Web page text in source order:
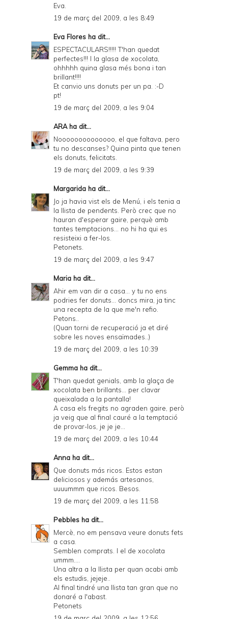
Eva.
19 de març del 2009, a les 8:49
Eva Flores ha dit...
ESPECTACULARS!!!!! T'han quedat
perfectes!!! I la glasa de xocolata,
ohhhhh quina glasa més bona i tan
brillant!!!!
Et canvio uns donuts per un pa. :-D
pt!
19 de març del 2009, a les 9:04
ARAha dit...
Noooooooooooooo, el que faltava, pero
tu no descanses? Quina pinta que tenen
els donuts, felicitats.
19 de març del 2009, a les 9:39
Margarida ha dit...
Jo ja havia vist els de Menú, i els tenia a
la llista de pendents. Però crec que no
hauran d'esperar gaire, perquè amb
tantes temptacions... no hi ha qui es
resisteixi a fer-los.
Petonets.
19 de març del 2009, a les 9:47
Maria ha dit...
Ahir em van dir a casa... y tu no ens
podries fer donuts... doncs mira, ja tinc
una recepta de la que me'n refio.
Petons..
(Quan torni de recuperació ja et diré
sobre les noves ensaïmades..)
19 de març del 2009, a les 10:39
Gemma ha dit...
T'han quedat genials, amb la glaça de
xocolata ben brillants... per clavar
queixalada a la pantalla!
A casa els fregits no agraden gaire, però
ja veig que al final cauré a la temptació
de provar-los, je je je...
19 de març del 2009, a les 10:44
Anna ha dit...
Que donuts más ricos. Estos estan
deliciosos y además artesanos,
uuuummm que ricos. Besos.
19 de març del 2009, a les 11:58
Pebbles ha dit...
Mercè, no em pensava veure donuts fets
a casa.
Semblen comprats. I el de xocolata
ummm....
Una altra a la llista per quan acabi amb
els estudis, jejeje..
Al final tindré una llista tan gran que no
donaré a l'abast.
Petonets